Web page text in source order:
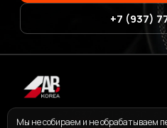
+7 (937)
Мы не собираем и не обрабатываем